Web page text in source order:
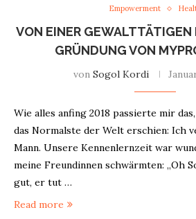
Empowerment
VON EINER GEWALTTÄTIGEN
GRÜNDUNG VON
von Sogol Kordi
Wie alles anfing 2018 passierte mir
das Normalste der Welt erschien: Ich
Mann. Unsere Kennenlernzeit war
meine Freundinnen schwärmten: „Oh
gut, er tut …
Read more